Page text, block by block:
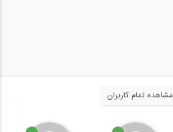
مشاهده تمام کاربران